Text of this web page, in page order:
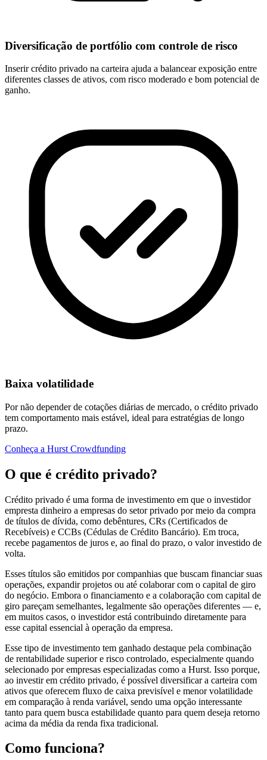
Diversificação de portfólio com controle de risco
Inserir crédito privado na carteira ajuda a balancear exposição entre
diferentes classes de ativos, com risco moderado e bom potencial de
ganho.
Baixa volatilidade
Por não depender de cotações diárias de mercado, o crédito privado
tem comportamento mais estável, ideal para estratégias de longo
prazo.
Conheça a Hurst Crowdfunding
O que é crédito privado?
Crédito privado é uma forma de investimento em que o investidor
empresta dinheiro a empresas do setor privado por meio da compra
de títulos de dívida, como debêntures, CRs (Certificados de
Recebíveis) e CCBs (Cédulas de Crédito Bancário). Em troca,
recebe pagamentos de juros e, ao final do prazo, o valor investido de
volta.
Esses títulos são emitidos por companhias que buscam financiar suas
operações, expandir projetos ou até colaborar com o capital de giro
do negócio. Embora o financiamento e a colaboração com capital de
giro pareçam semelhantes, legalmente são operações diferentes — e,
em muitos casos, o investidor está contribuindo diretamente para
esse capital essencial à operação da empresa.
Esse tipo de investimento tem ganhado destaque pela combinação
de rentabilidade superior e risco controlado, especialmente quando
selecionado por empresas especializadas como a Hurst. Isso porque,
ao investir em crédito privado, é possível diversificar a carteira com
ativos que oferecem fluxo de caixa previsível e menor volatilidade
em comparação à renda variável, sendo uma opção interessante
tanto para quem busca estabilidade quanto para quem deseja retorno
acima da média da renda fixa tradicional.
Como funciona?